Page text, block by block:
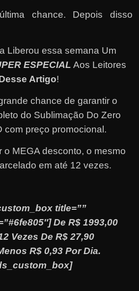
chance. Depois disso
Liberou essa semana Um
ESPECIAL Aos Leitores
Artigo!
chance de garantir o
do Sublimação Do Zero
com preço promocional.
o MEGA desconto, o mesmo
em até 12 vezes.
title=””
De R$ 1993,00
Vezes De R$ 27,90
R$ 0,93 Por Dia.